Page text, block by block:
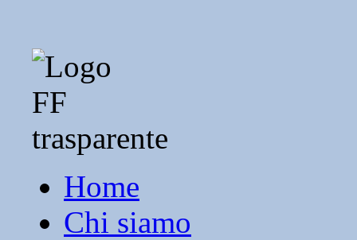
Home
Chi siamo